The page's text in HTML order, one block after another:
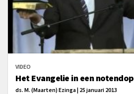
VIDEO
Het Evangelie in een notendop
ds. M. (Maarten) Ezinga | 25 januari 2013